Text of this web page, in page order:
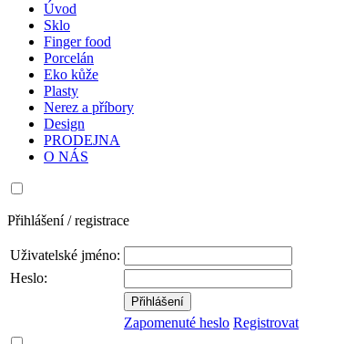
Úvod
Sklo
Finger food
Porcelán
Eko kůže
Plasty
Nerez a příbory
Design
PRODEJNA
O NÁS
Přihlášení / registrace
Uživatelské jméno:
Heslo:
Zapomenuté heslo Registrovat